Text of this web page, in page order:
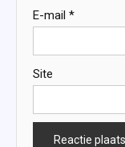
E-mail *
Site